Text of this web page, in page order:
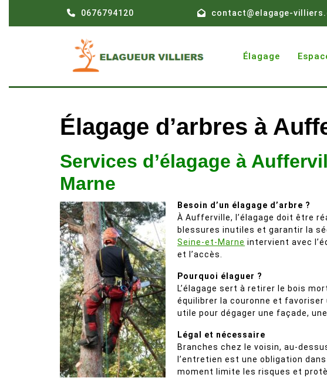
0676794120 contact@elagage-
Élagage
Élagage d’arbres à
Services d’élagage à
Marne
Besoin d’un élagage d’arbre ?
À Aufferville, l’élagage doit être
blessures inutiles et garantir la
Seine-et-Marne intervient avec
et l’accès.
Pourquoi élaguer ?
L’élagage sert à retirer le bois
équilibrer la couronne et favoriser
utile pour dégager une façade,
Légal et nécessaire
Branches chez le voisin, au-
l’entretien est une obligation
moment limite les risques et